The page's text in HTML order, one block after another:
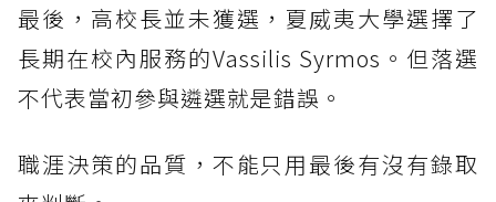
最後，高校長並未獲選，夏威夷大學選擇了
長期在校內服務的Vassilis Syrmos。但落選
不代表當初參與遴選就是錯誤。
職涯決策的品質，不能只用最後有沒有錄取